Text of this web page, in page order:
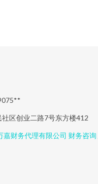
区创业二路7号东方楼412
嘉财务代理有限公司 财务咨询